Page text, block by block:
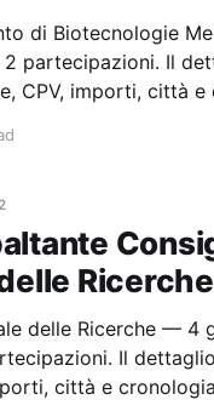
di Biotecnologie
partecipazioni. Il
CPV, importi, città e
Ricerche
delle Ricerche — 4
Il
città e